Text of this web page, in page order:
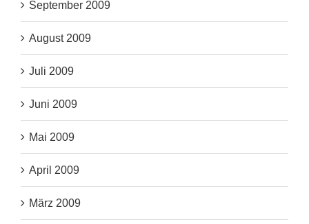
September 2009
August 2009
Juli 2009
Juni 2009
Mai 2009
April 2009
März 2009